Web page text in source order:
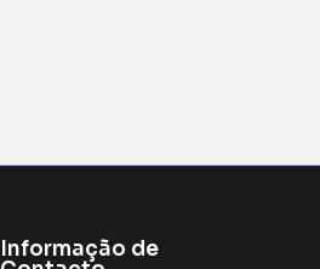
Informação de